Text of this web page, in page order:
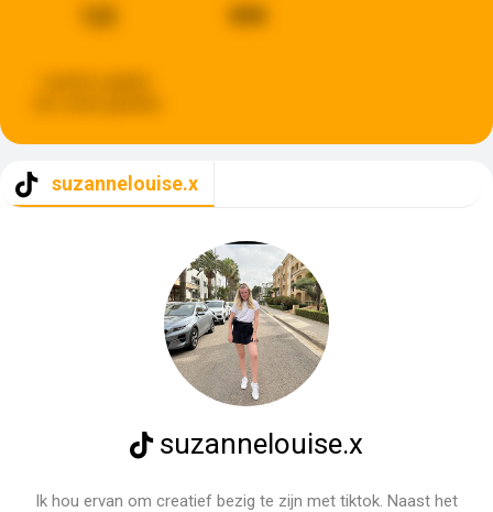
suzannelouise.x
suzannelouise.x
Ik hou ervan om creatief bezig te zijn met tiktok. Naast het